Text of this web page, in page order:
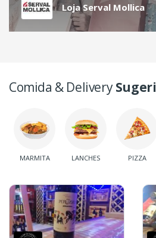
Loja Serval Mollica
Comida & Delivery
MARMITA LANCHES PIZZA